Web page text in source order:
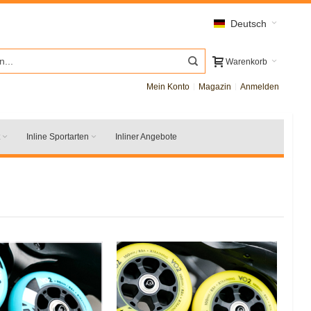
Deutsch
Warenkorb
Mein Konto Magazin Anmelden
Inline Sportarten Inliner Angebote